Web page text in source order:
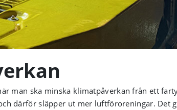
man ska minska klimatpåverkan från ett
därför släpper ut mer luftföroreningar. Det